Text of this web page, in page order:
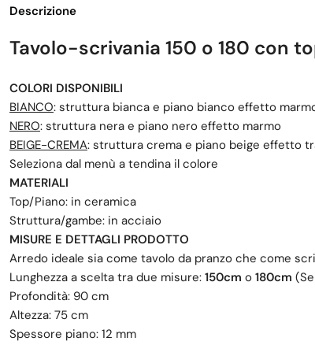
Descrizione
Tavolo-scrivania 150 o 180 con
COLORI DISPONIBILI
BIANCO: struttura bianca e piano bianco effetto
NERO: struttura nera e piano nero effetto marmo
BEIGE-CREMA: struttura crema e piano beige effetto
Seleziona dal menù a tendina il colore
MATERIALI
Top/Piano: in ceramica
Struttura/gambe: in acciaio
MISURE E DETTAGLI PRODOTTO
Arredo ideale sia come tavolo da pranzo che come
Lunghezza a scelta tra due misure: 150cm o 180cm
Profondità: 90 cm
Altezza: 75 cm
Spessore piano: 12 mm